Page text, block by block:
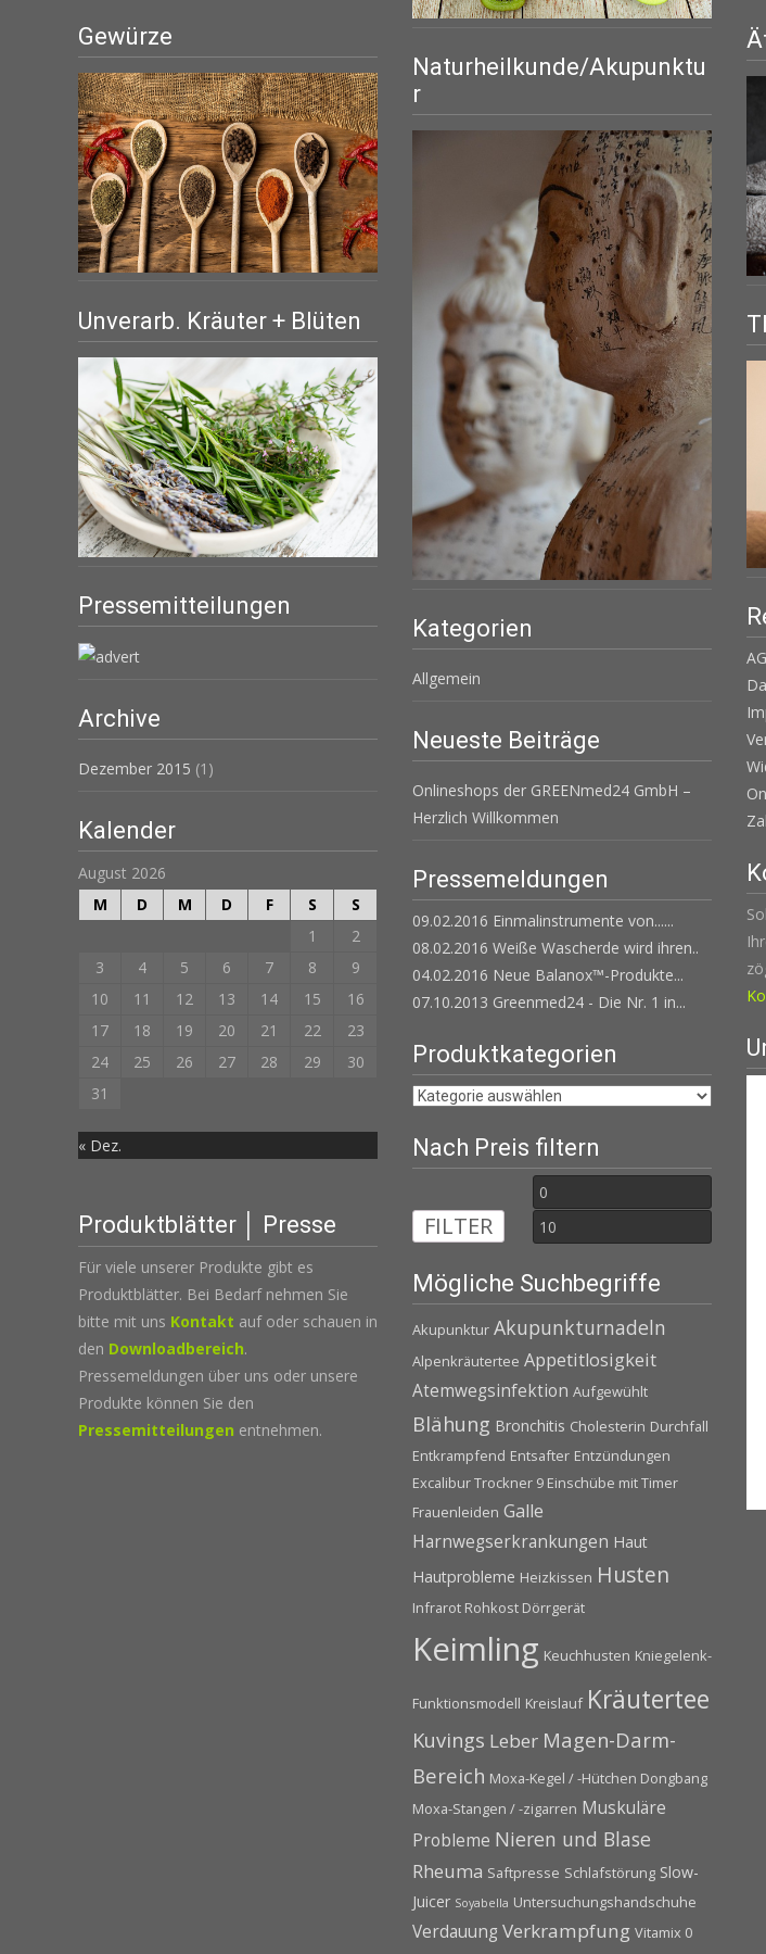
Gewürze
Naturheilkunde/Akupunktu
r
Unverarb. Kräuter + Blüten
Pressemitteilungen
Kategorien
Allgemein
Archive
Dezember 2015 (1)
Neueste Beiträge
Onlineshops der GREENmed24 GmbH –
Herzlich Willkommen
Kalender
August 2026
M
D M D F S
S
1
2
3
4 5 6 7 8
9
10
11 12 13 14 15
16
17
18 19 20 21 22
23
24
25 26 27 28 29
30
31
« Dez.
Pressemeldungen
09.02.2016 Einmalinstrumente von......
08.02.2016 Weiße Wascherde wird ihren..
04.02.2016 Neue Balanox™-Produkte...
07.10.2013 Greenmed24 - Die Nr. 1 in...
Produktkategorien
Nach Preis filtern
Min.
Preis
FILTER
Produktblätter │ Presse
Für viele unserer Produkte gibt es
Produktblätter. Bei Bedarf nehmen Sie
bitte mit uns Kontakt auf oder schauen in
den Downloadbereich.
Pressemeldungen über uns oder unsere
Produkte können Sie den
Pressemitteilungen entnehmen.
Mögliche Suchbegriffe
Akupunktur Akupunkturnadeln
Alpenkräutertee Appetitlosigkeit
Atemwegsinfektion Aufgewühlt
Blähung Bronchitis Cholesterin Durchfall
Entkrampfend Entsafter Entzündungen
Excalibur Trockner 9 Einschübe mit Timer
Frauenleiden Galle
Harnwegserkrankungen Haut
Hautprobleme Heizkissen Husten
Infrarot Rohkost Dörrgerät
Keimling Keuchhusten Kniegelenk-
Funktionsmodell Kreislauf Kräutertee
Kuvings Leber Magen-Darm-
Bereich Moxa-Kegel / -Hütchen Dongbang
Moxa-Stangen / -zigarren Muskuläre
Probleme Nieren und Blase
Rheuma Saftpresse Schlafstörung Slow-
Juicer Soyabella Untersuchungshandschuhe
Verdauung Verkrampfung Vitamix 0